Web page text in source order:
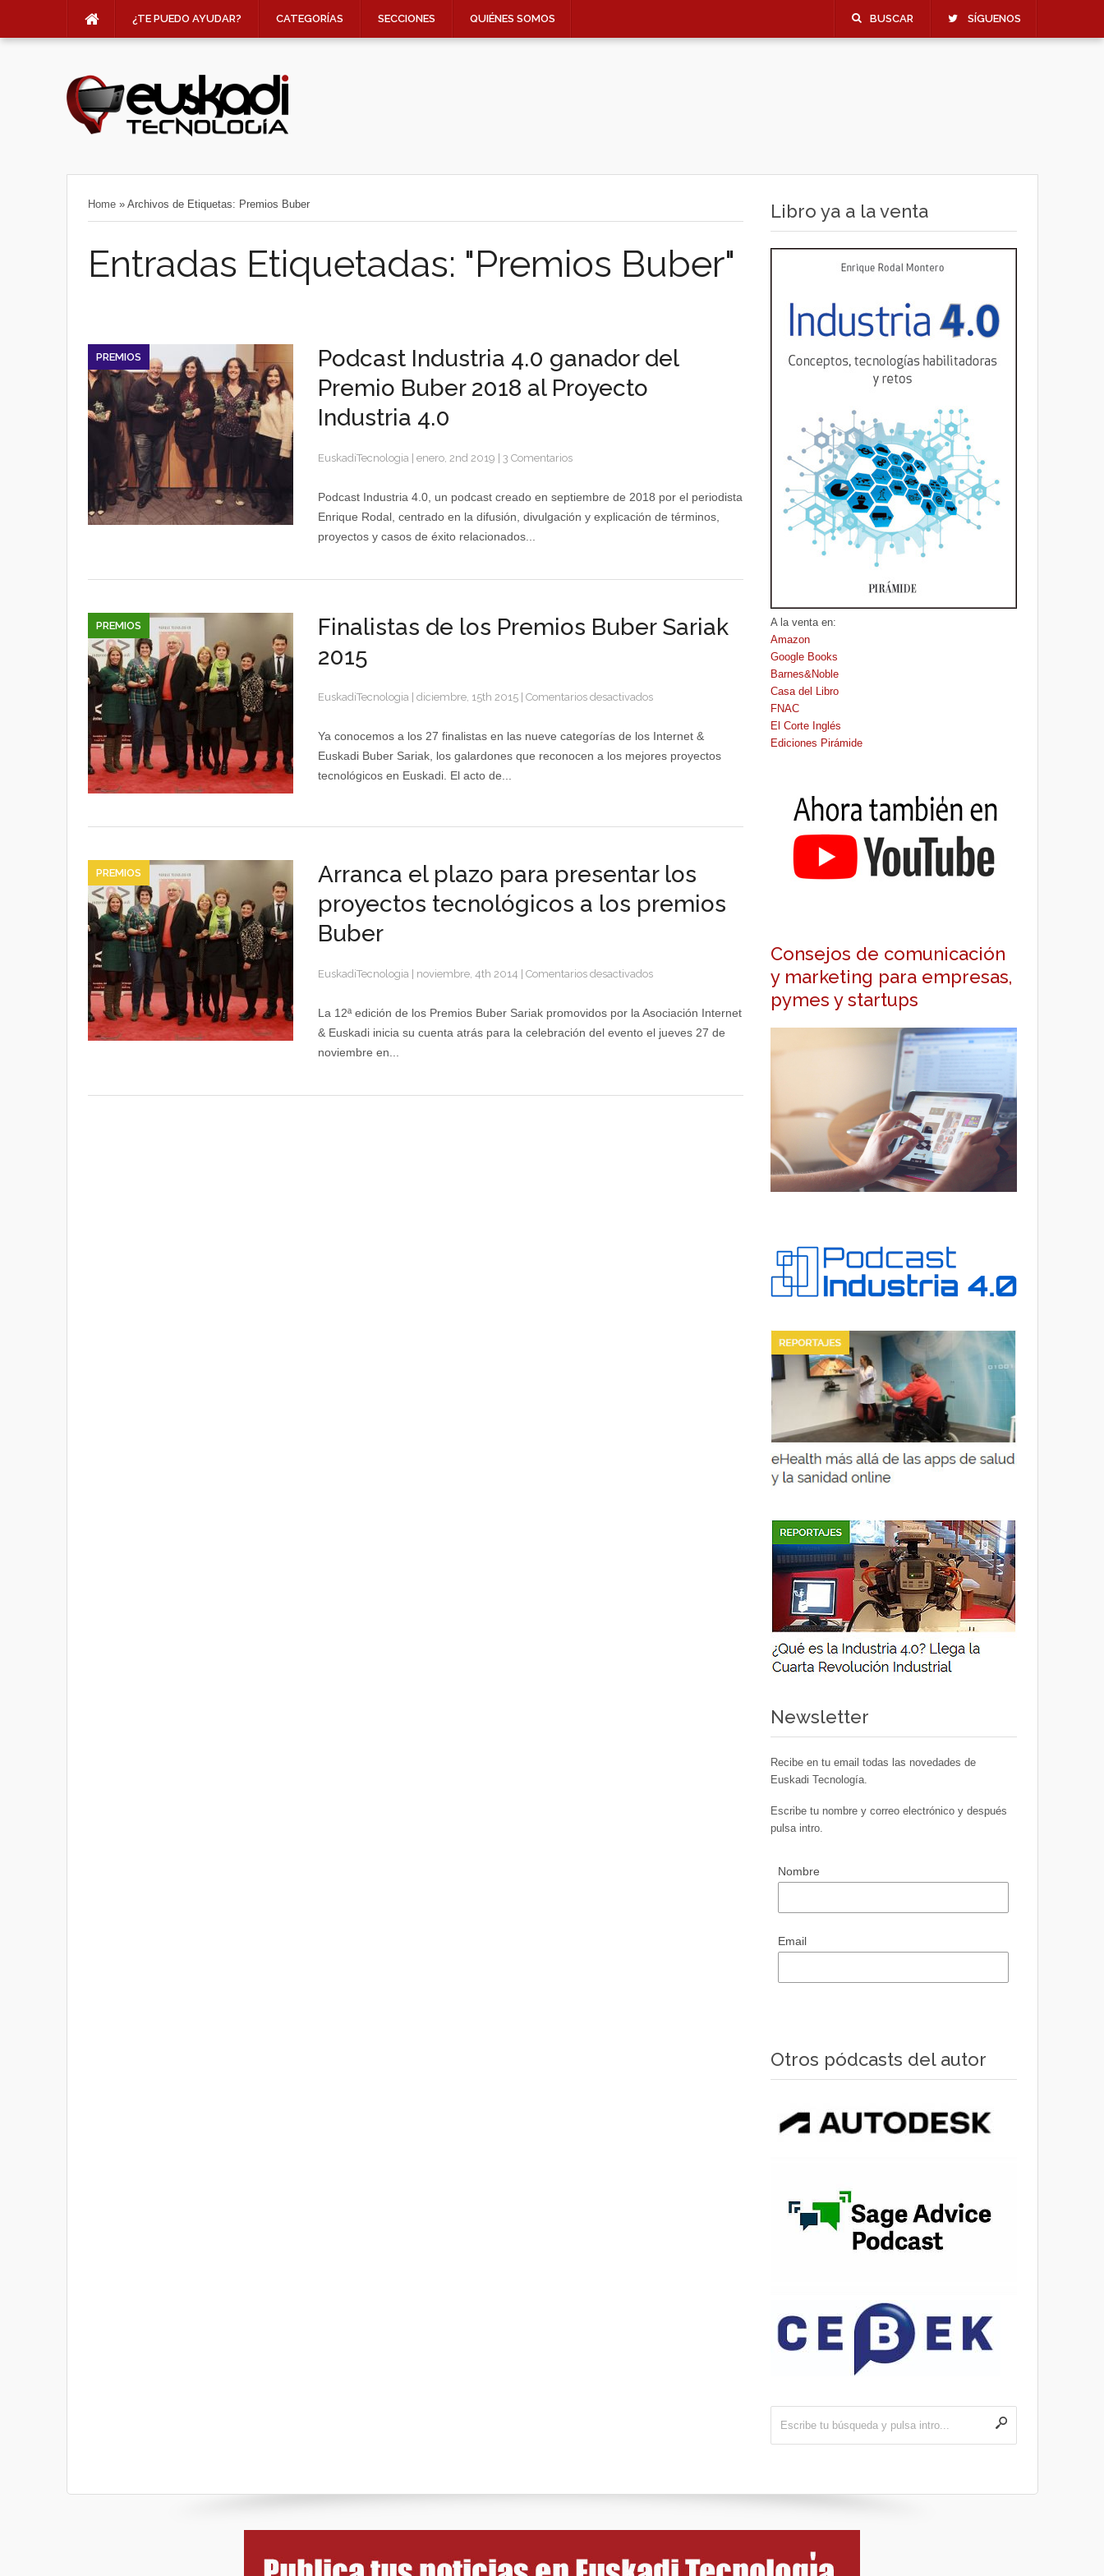
¿TE PUEDO AYUDAR? CATEGORÍAS SECCIONES QUIÉNES SOMOS BUSCAR SÍGUENOS
Home » Archivos de Etiquetas: Premios Buber
Entradas Etiquetadas: "Premios Buber"
PREMIOS
Podcast Industria 4.0 ganador del
Premio Buber 2018 al Proyecto
Industria 4.0
EuskadiTecnologia enero, 2nd 2019 3 Comentarios
Podcast Industria 4.0, un podcast creado en septiembre de 2018 por el periodista
Enrique Rodal, centrado en la difusión, divulgación y explicación de términos,
proyectos y casos de éxito relacionados...
PREMIOS
Finalistas de los Premios Buber Sariak
2015
EuskadiTecnologia diciembre, 15th 2015 Comentarios desactivadosen
de
Premios
Ya conocemos a los 27 finalistas en las nueve categorías de los Internet &
Euskadi Buber Sariak, los galardones que reconocen a los mejores proyectos
tecnológicos en Euskadi. El acto de...
PREMIOS
Arranca el plazo para presentar los
proyectos tecnológicos a los premios
Buber
EuskadiTecnologia noviembre, 4th 2014 Comentarios desactivadosen
para
proyectos
La 12ª edición de los Premios Buber Sariak promovidos por la Asociación Internet
& Euskadi inicia su cuenta atrás para la celebración del evento el jueves 27 de
noviembre en...
Libro ya a la venta
A la venta en:
Amazon
Google Books
Barnes&Noble
Casa del Libro
FNAC
El Corte Inglés
Ediciones Pirámide
Consejos de comunicación
y marketing para empresas,
pymes y startups
Newsletter
Recibe en tu email todas las novedades de
Euskadi Tecnología.
Escribe tu nombre y correo electrónico y después
pulsa intro.
Nombre
Email
Otros pódcasts del autor